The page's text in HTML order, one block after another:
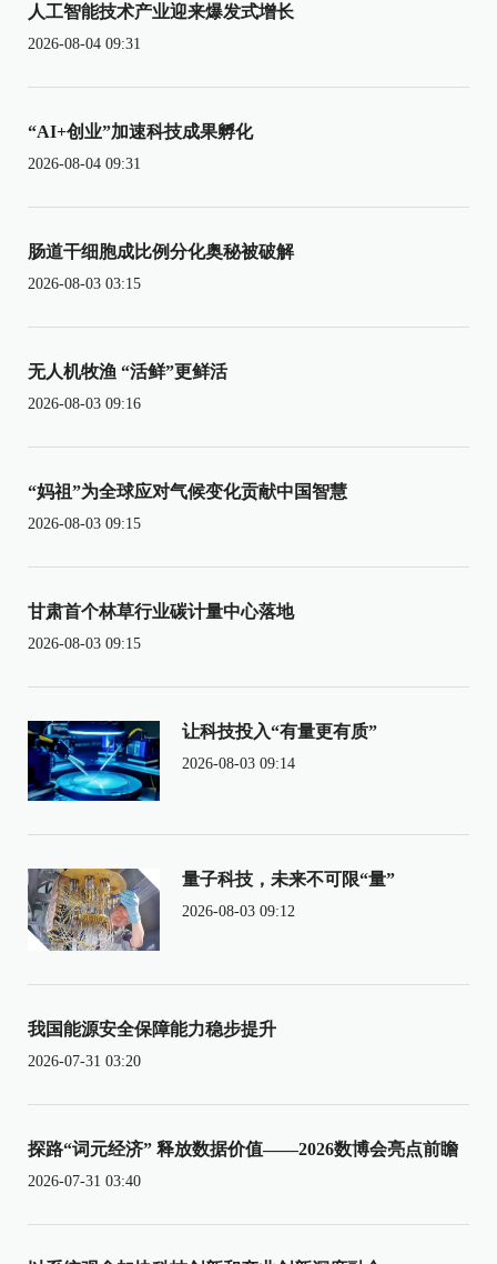
人工智能技术产业迎来爆发式增长
2026-08-04 09:31
“AI+创业”加速科技成果孵化
2026-08-04 09:31
肠道干细胞成比例分化奥秘被破解
2026-08-03 03:15
无人机牧渔 “活鲜”更鲜活
2026-08-03 09:16
“妈祖”为全球应对气候变化贡献中国智慧
2026-08-03 09:15
甘肃首个林草行业碳计量中心落地
2026-08-03 09:15
让科技投入“有量更有质”
2026-08-03 09:14
量子科技，未来不可限“量”
2026-08-03 09:12
我国能源安全保障能力稳步提升
2026-07-31 03:20
探路“词元经济” 释放数据价值——2026数博会亮点前瞻
2026-07-31 03:40